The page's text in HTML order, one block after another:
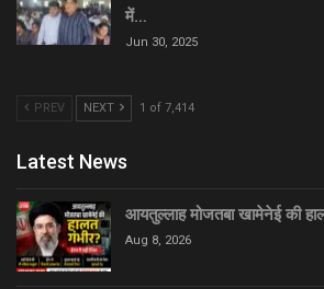
में…
Jun 30, 2025
PREV NEXT 1 of 7,414
Latest News
आयतुल्लाह मोजतबा खामेनेई की
Aug 8, 2026